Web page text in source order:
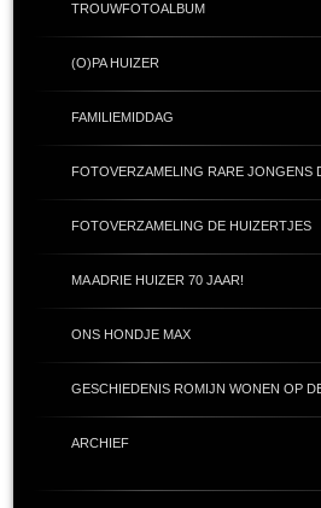
TROUWFOTOALBUM
(O)PA HUIZER
FAMILIEMIDDAG
FOTOVERZAMELING RARE JONGENS
FOTOVERZAMELING DE HUIZERTJES
MA ADRIE HUIZER 70 JAAR!
ONS HONDJE MAX
GESCHIEDENIS ROMIJN WONEN OP
ARCHIEF